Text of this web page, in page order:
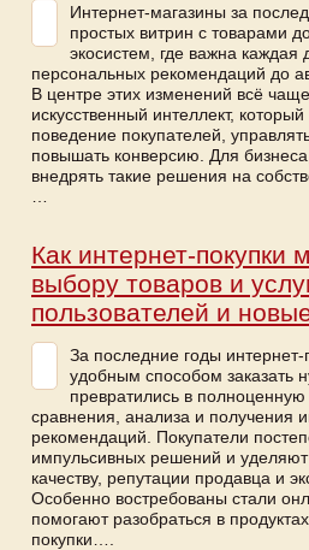
Интернет-магазины за
простых витрин с товарами
экосистем, где важна каждая
персональных рекомендаций до
В центре этих изменений всё
искусственный интеллект,
поведение покупателей,
повышать конверсию. Для
внедрять такие решения на
Как интернет-покупки
выбору товаров и
пользователей и
За последние годы интернет-
удобным способом заказать
превратились в полноценную
сравнения, анализа и получения
рекомендаций. Покупатели
импульсивных решений и
качеству, репутации продавца и
Особенно востребованы стали
помогают разобраться в
покупки….